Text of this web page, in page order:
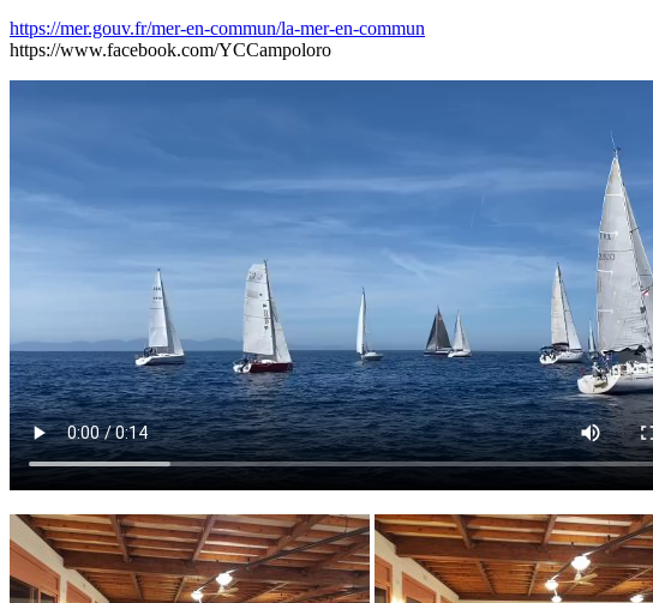
https://mer.gouv.fr/mer-en-commun/la-mer-en-commun
https://www.facebook.com/YCCampoloro